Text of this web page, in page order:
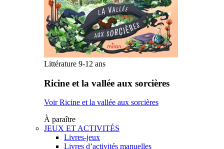
Littérature 9-12 ans
Ricine et la vallée aux sorcières
Voir Ricine et la vallée aux sorcières
À paraître
JEUX ET ACTIVITÉS
Livres-jeux
Livres d’activités manuelles